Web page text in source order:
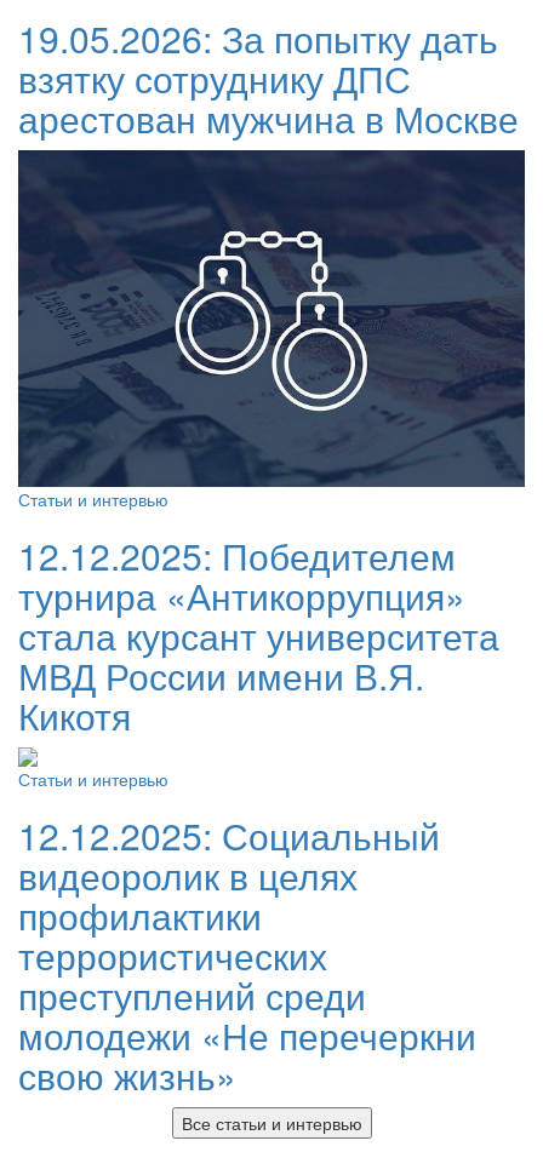
19.05.2026: За попытку дать
взятку сотруднику ДПС
арестован мужчина в Москве
Статьи и интервью
12.12.2025: Победителем
турнира «Антикоррупция»
стала курсант университета
МВД России имени В.Я.
Кикотя
Статьи и интервью
12.12.2025: Социальный
видеоролик в целях
профилактики
террористических
преступлений среди
молодежи «Не перечеркни
свою жизнь»
Все статьи и интервью